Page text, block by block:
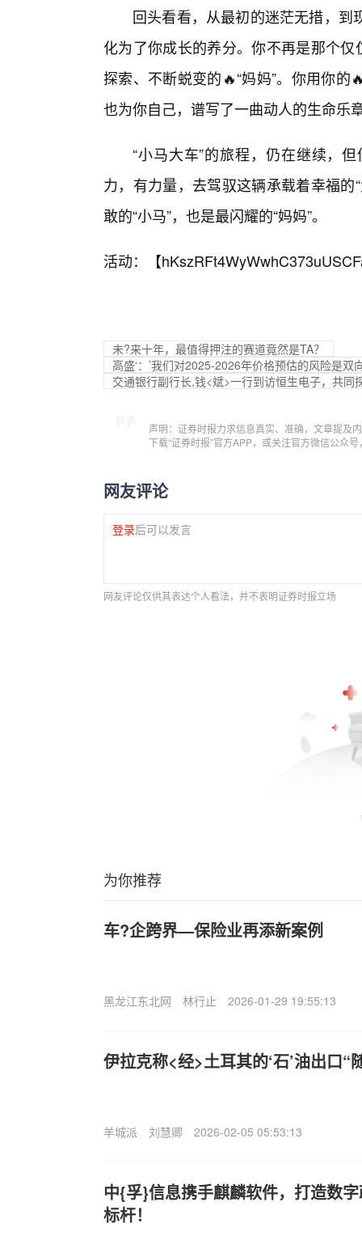
回头看看，从最初的迷茫无措，
化为了你成长的养分。你不再是那个
探索、不断蜕变的🔥“妈妈”。你用你
也为你自己，谱写了一曲动人的生命乐
“小马大车”的旅程，仍在继续，
力，有力量，去驾驭这辆承载着幸福
敢的“小马”，也是最闪耀的“妈妈”。
活动：【
未?来十年，最值得押注的赛道竟然是TA？
高盛‘：’我们对2025-2026年价格预估的风险是双
交通银行副行长,钱<斌>一行到访恒生电子，共同
声明：证券时报力求信息真实、准确，文章提及
下载“证券时报”官方APP，或关注官方微信公众
网友评论
登录后可以发言
网友评论仅供其表达个人看法，并不表明证券时报立场
为你推荐
车?企跨界—保险业再添新案例
黑龙江东北网 林行止 2026-01-29 19:55:13
伊拉克称<经>土耳其的‘石’油出口“
羊城派 刘慧卿 2026-02-05 05:53:13
中{孚}信息携手麒麟软件，打造数
标杆！